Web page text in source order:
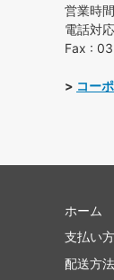
営業時
電話対
Fax :
> コー
ホーム
支払い
配送方